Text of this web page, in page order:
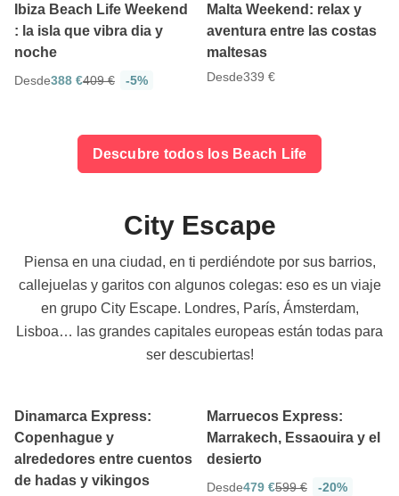
Ibiza Beach Life Weekend
: la isla que vibra dia y
noche
Desde388 €409 € -5%
Malta Weekend: relax y
aventura entre las costas
maltesas
Desde339 €
Descubre todos los Beach Life
City Escape
Piensa en una ciudad, en ti perdiéndote por sus barrios,
callejuelas y garitos con algunos colegas: eso es un viaje
en grupo City Escape. Londres, París, Ámsterdam,
Lisboa… las grandes capitales europeas están todas para
ser descubiertas!
Dinamarca Express:
Copenhague y
alrededores entre cuentos
de hadas y vikingos
Marruecos Express:
Marrakech, Essaouira y el
desierto
Desde479 €599 € -20%